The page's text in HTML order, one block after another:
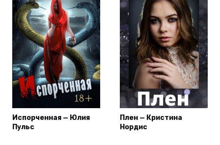
Испорченная — Юлия
Пульс
Плен — Кристина
Нордис